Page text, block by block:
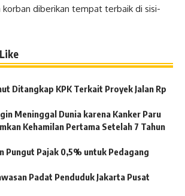
korban diberikan tempat terbaik di sisi-
Ditangkap KPK Terkait Proyek Jalan Rp
Meninggal Dunia karena Kanker Paru
Kehamilan Pertama Setelah 7 Tahun
Pungut Pajak 0,5% untuk Pedagang
Padat Penduduk Jakarta Pusat